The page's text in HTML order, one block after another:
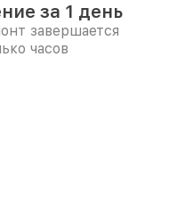
за 1 день
завершается
часов